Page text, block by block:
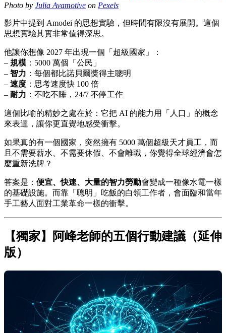
Photo by Julia Avamotive on Pexels
影片中提到 Amodei 的思想實驗，但時間有限沒有展開。這個
思想實驗其實非常值得深思。
他讓你想像 2027 年出現一個「超級國家」：
– 規模 ：5000 萬個「公民」
– 智力 ：每個都比諾貝爾獎得主聰明
– 速度 ：思考速度快 100 倍
– 耐力 ：不吃不睡，24/7 不停工作
這個比喻的精妙之處在於：它把 AI 的能力用「人口」的概念
來表達，讓你更直覺地感受衝擊。
如果真的有一個國家，突然擁有 5000 萬個超級天才員工，而
且不需要薪水、不需要休假、不會離職，你覺得全球經濟會怎
麼重新洗牌？
答案是： 便宜、快速、大量的智力勞動會變成一種像水電一樣
的基礎設施。而靠「聰明」吃飯的白領工作者，會面臨和當年
手工藝人面對工業革命一樣的衝擊。
【獨家】阿峰老師的五個行動建議（延伸
版）